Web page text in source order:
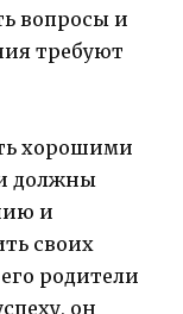
вопросы и
требуют
хорошими
должны
и
своих
родители
он